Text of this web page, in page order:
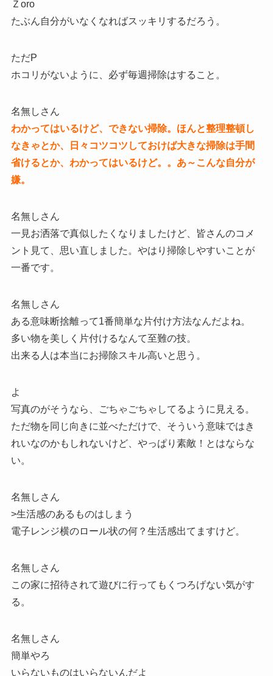
Ｚoro
たぶん自分がいなくなればスッキリするだろう。
ただP
ホコリがないように、必ず毎週掃除はすること。
名無しさん
わかってはいるけど、できない掃除。ほんと整理整頓し
なきゃとか、日々コツコツしておけば大きな掃除は手間
省けるとか、わかってはいるけど。。あ～こんな自分が
嫌。
名無しさん
一見お洒落で真似したくなりましたけど、皆さんのコメ
ント見て、思い直しました。やはり掃除しやすいことが
一番です。
名無しさん
ある意味断捨離って1番簡単な片付け方法なんだよね。
多い物を美しく片付けるなんて至難の技。
出来る人は本当にお掃除スキル高いと思う。
よ
写真のがそうなら、ごちゃごちゃしてるように見える。
ただ物を同じ向きに並べただけで、そういう意味ではき
れいなのかもしれないけど、やっぱり素敵！とはならな
い。
名無しさん
>生活感のあるものはしまう
電子レンジ横のロール状の何？生活感出てますけど。
名無しさん
この家に招待されて遊びに行ってもくつろげない気がす
る。
名無しさん
簡単やろ
いらないものはいらないんだよ